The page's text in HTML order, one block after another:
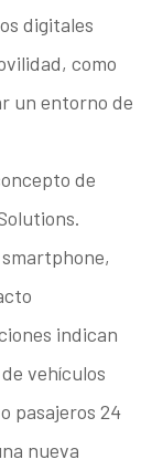
digitales
como
un entorno de
de
smartphone,
indican
vehículos
pasajeros 24
nueva